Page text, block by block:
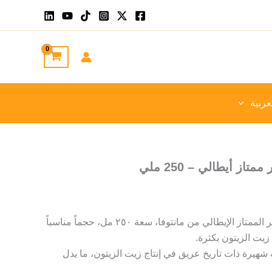
أيطالي – 250 ملي
تُعدّ زجاجة زيت الزيتون البكر الممتاز الإيطالي من مانتوفا، سعة ٢٥٠ مل، حجماً مناسباً
الزيتون بكثرة.
شهيرة ذات تاريخ عريق في إنتاج زيت الزيتون، ما يدل